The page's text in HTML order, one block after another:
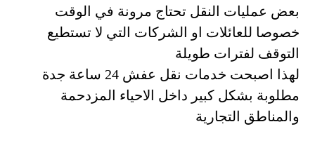
بعض عمليات النقل تحتاج مرونة في الوقت
خصوصا للعائلات او الشركات التي لا تستطيع
التوقف لفترات طويلة
لهذا اصبحت خدمات نقل عفش 24 ساعة جدة
مطلوبة بشكل كبير داخل الاحياء المزدحمة
والمناطق التجارية